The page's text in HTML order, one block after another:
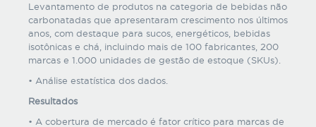
Levantamento de produtos na categoria de bebidas não
carbonatadas que apresentaram crescimento nos últimos
anos, com destaque para sucos, energéticos, bebidas
isotônicas e chá, incluindo mais de 100 fabricantes, 200
marcas e 1.000 unidades de gestão de estoque (SKUs).
• Análise estatística dos dados.
Resultados
• A cobertura de mercado é fator crítico para marcas de